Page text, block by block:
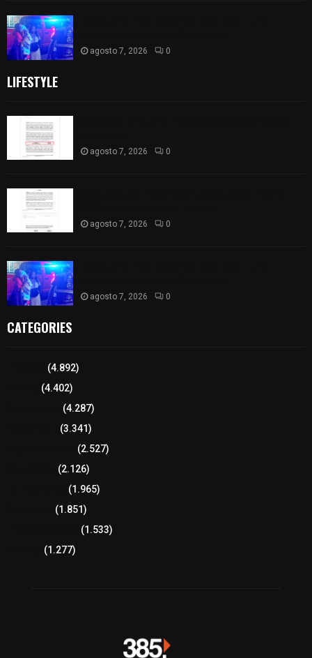
agosto 7, 2026 0
LIFESTYLE
agosto 7, 2026 0
agosto 7, 2026 0
agosto 7, 2026 0
CATEGORIES
(4.892)
(4.402)
(4.287)
(3.341)
(2.527)
(2.126)
(1.965)
(1.851)
(1.533)
(1.277)